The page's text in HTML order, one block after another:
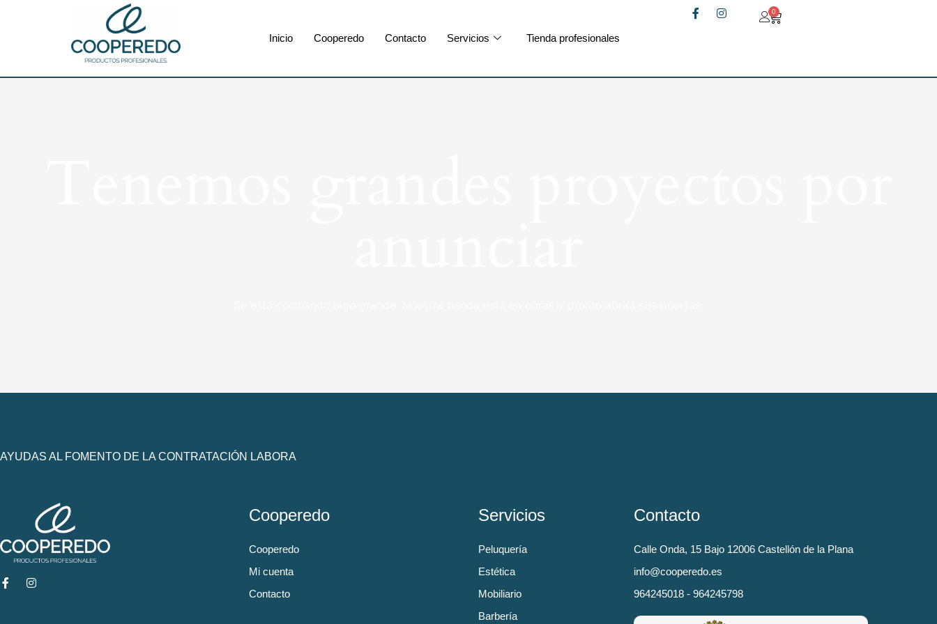
Inicio Cooperedo Contacto Servicios Tienda profesionales
0
AYUDAS AL FOMENTO DE LA CONTRATACIÓN LABORA
Cooperedo
Cooperedo
Mi cuenta
Contacto
Servicios
Peluquería
Estética
Mobiliario
Barbería
Contacto
Calle Onda, 15 Bajo 12006 Castellón de la Plana
info@cooperedo.es
964245018 - 964245798